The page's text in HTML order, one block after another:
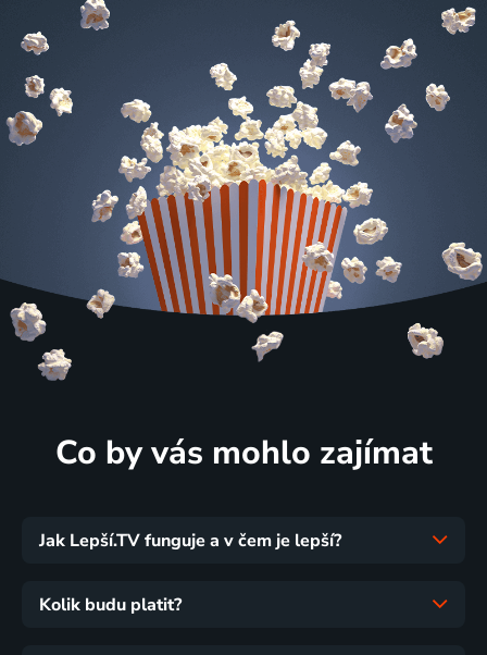
Co by vás mohlo zajímat
Jak Lepší.TV funguje a v čem je lepší?
Kolik budu platit?